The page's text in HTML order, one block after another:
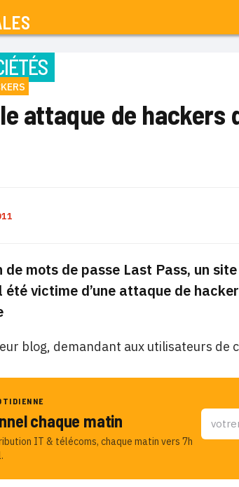
attaque de
de mots de passe Last Pass, un
victime d’une attaque de
blog, demandant aux utilisateurs de
chaque matin
IT & télécoms, chaque matin vers 7h